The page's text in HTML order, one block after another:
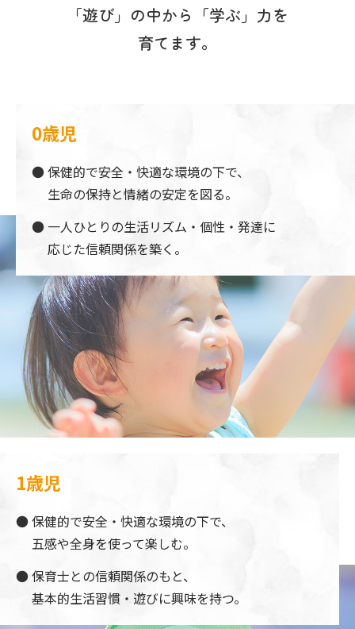
「遊び」の中から「学ぶ」力を
育てます。
0歳児
保健的で安全・快適な環境の下で、
生命の保持と情緒の安定を図る。
一人ひとりの生活リズム・個性・発達に
応じた信頼関係を築く。
1歳児
保健的で安全・快適な環境の下で、
五感や全身を使って楽しむ。
保育士との信頼関係のもと、
基本的生活習慣・遊びに興味を持つ。